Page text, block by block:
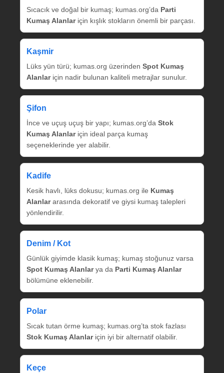
Sıcacık ve doğal bir kumaş; kumas.org’da Parti
Kumaş Alanlariçin kışlık stokların önemli bir parçası.
Kaşmir
Lüks yün türü; kumas.org üzerinden Spot Kumaş
Alanlariçin nadir bulunan kaliteli metrajlar sunulur.
Şifon
İnce ve uçuş uçuş bir yapı; kumas.org’da Stok
Kumaş Alanlariçin ideal parça kumaş
seçeneklerinde yer alabilir.
Kadife
Kesik havlı, lüks dokusu; kumas.org ile Kumaş
Alanlararasında dekoratif ve giysi kumaş talepleri
yönlendirilir.
Denim / Kot
Günlük giyimde klasik kumaş; kumaş stoğunuz varsa
Spot Kumaş Alanlarya da Parti Kumaş Alanlar
bölümüne eklenebilir.
Polar
Sıcak tutan örme kumaş; kumas.org’ta stok fazlası
Stok Kumaş Alanlariçin iyi bir alternatif olabilir.
Keçe